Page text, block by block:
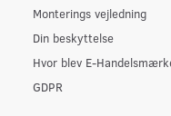
Monterings vejledning
Din beskyttelse
Hvor blev E-
GDPR